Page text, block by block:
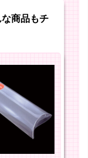
商品もチ